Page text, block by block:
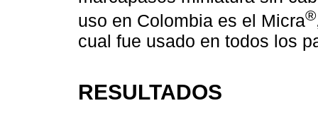
uso en Colombia es el Micra®
cual fue usado en todos los
RESULTADOS